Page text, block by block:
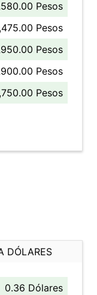
Pesos
Pesos
Pesos
Pesos
Pesos
DÓLARES
0.36 Dólares